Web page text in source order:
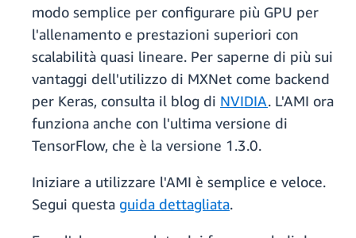
modo semplice per configurare più GPU per
l'allenamento e prestazioni superiori con
scalabilità quasi lineare. Per saperne di più sui
vantaggi dell'utilizzo di MXNet come backend
per Keras, consulta il blog di NVIDIA. L'AMI ora
funziona anche con l'ultima versione di
TensorFlow, che è la versione 1.3.0.
Iniziare a utilizzare l'AMI è semplice e veloce.
Segui questa guida dettagliata.